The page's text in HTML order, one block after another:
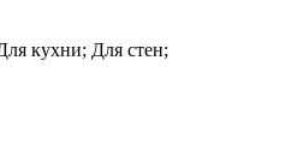
кухни; Для стен;